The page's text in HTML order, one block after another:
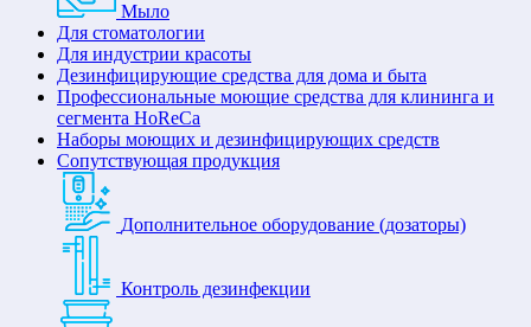
Мыло
Для стоматологии
Для индустрии красоты
Дезинфицирующие средства для дома и быта
Профессиональные моющие средства для клининга и
сегмента HoReCa
Наборы моющих и дезинфицирующих средств
Сопутствующая продукция
Дополнительное оборудование (дозаторы)
Контроль дезинфекции